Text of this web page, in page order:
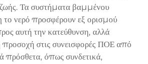
ζωής. Τα συστήματα βαμμένου
νερό προσφέρουν εξ ορισμού
αυτή την κατεύθυνση, αλλά
προσοχή στις συνεισφορές ΠΟΕ από
πρόσθετα, όπως συνδετικά,